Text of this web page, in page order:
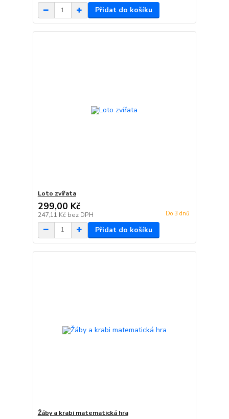
Přidat do košíku
Loto zvířata
299,00 Kč
247,11 Kč bez DPH Do 3 dnů
Přidat do košíku
Žáby a krabi matematická hra